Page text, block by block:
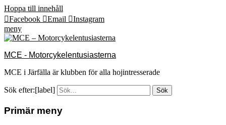
Hoppa till innehåll
Facebook
Email
Instagram
meny
MCE - Motorcykelentusiasterna
MCE i Järfälla är klubben för alla hojintresserade
Sök efter:[label]
Primär meny